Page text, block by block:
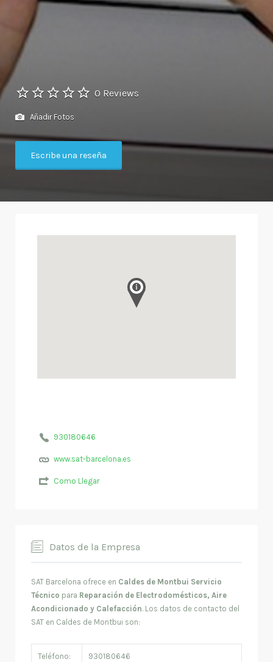
0 Reviews
Añadir Fotos
Escribe una reseña
930180646
www.sat-barcelona.es
Como Llegar
Datos de la Empresa
SAT Barcelona ofrece en Caldes de Montbui Servicio
Técnico para Reparación de Electrodomésticos, Aire
Acondicionado y Calefacción. Los datos de contacto del
SAT en Caldes de Montbui son:
Teléfono: 930180646